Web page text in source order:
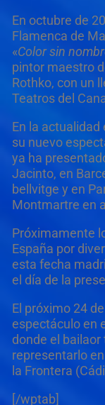
En octubre de
Flamenca de
«Color sin
pintor maestro
Rothko, con un
Teatros del
En la
su nuevo
ya ha
Jacinto, en
bellvitge y en
Montmartre en
Próximamente
España por
esta fecha
el día de la
El próximo 24
espectáculo en
donde el
representarlo
la Frontera
[/wptab]